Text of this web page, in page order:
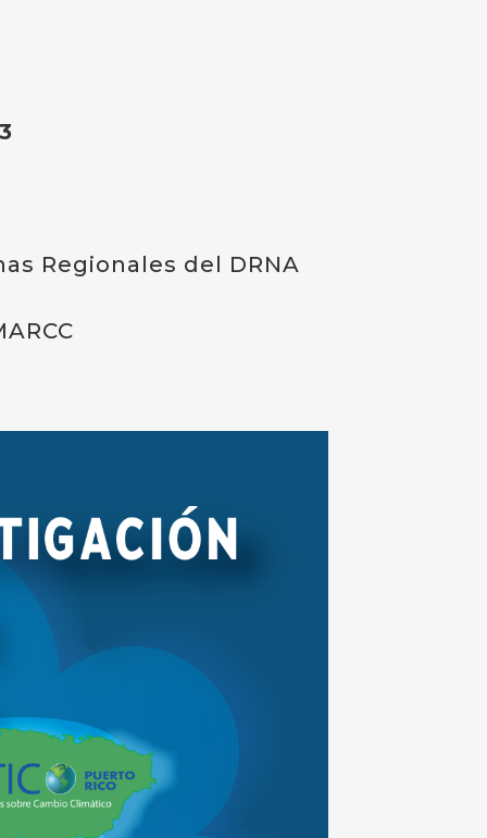
Regionales del DRNA